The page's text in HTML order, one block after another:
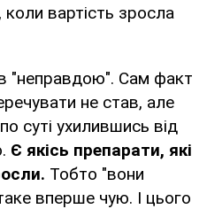
вартість зросла
"неправдою". Сам факт
не став, але
суті ухилившись від
Є якісь препарати, які
Тобто "вони
вперше чую. І цього